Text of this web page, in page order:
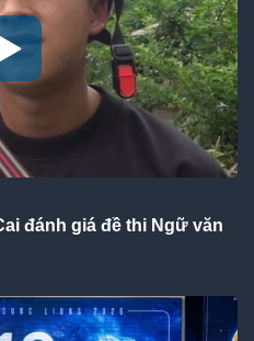
đánh giá đề thi Ngữ văn